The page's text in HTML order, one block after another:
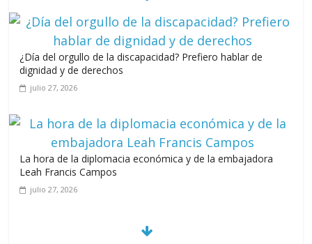
¿Día del orgullo de la discapacidad? Prefiero hablar de
dignidad y de derechos
julio 27, 2026
La hora de la diplomacia económica y de la embajadora
Leah Francis Campos
julio 27, 2026
Los casarolazos no tienen colores
patidarios